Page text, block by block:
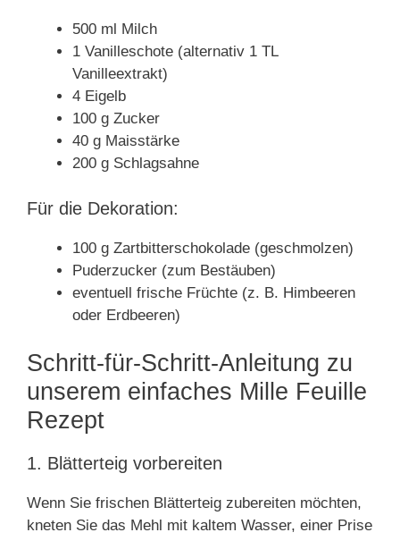
500 ml Milch
1 Vanilleschote (alternativ 1 TL
Vanilleextrakt)
4 Eigelb
100 g Zucker
40 g Maisstärke
200 g Schlagsahne
Für die Dekoration:
100 g Zartbitterschokolade (geschmolzen)
Puderzucker (zum Bestäuben)
eventuell frische Früchte (z. B. Himbeeren
oder Erdbeeren)
Schritt-für-Schritt-Anleitung zu
unserem einfaches Mille Feuille
Rezept
1. Blätterteig vorbereiten
Wenn Sie frischen Blätterteig zubereiten möchten,
kneten Sie das Mehl mit kaltem Wasser, einer Prise